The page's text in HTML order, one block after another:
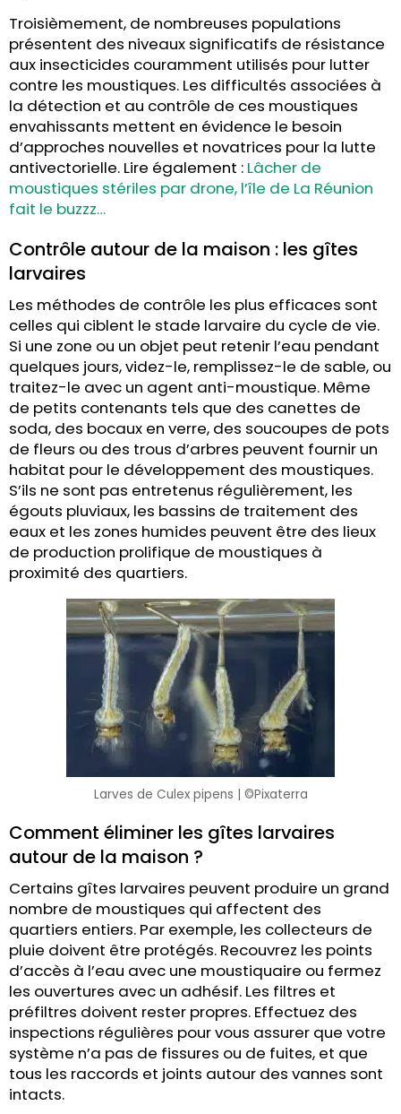
Troisièmement, de nombreuses populations
présentent des niveaux significatifs de résistance
aux insecticides couramment utilisés pour lutter
contre les moustiques. Les difficultés associées à
la détection et au contrôle de ces moustiques
envahissants mettent en évidence le besoin
d’approches nouvelles et novatrices pour la lutte
antivectorielle. Lire également : Lâcher de
moustiques stériles par drone, l’île de La Réunion
fait le buzzz…
Contrôle autour de la maison : les gîtes
larvaires
Les méthodes de contrôle les plus efficaces sont
celles qui ciblent le stade larvaire du cycle de vie.
Si une zone ou un objet peut retenir l’eau pendant
quelques jours, videz-le, remplissez-le de sable, ou
traitez-le avec un agent anti-moustique. Même
de petits contenants tels que des canettes de
soda, des bocaux en verre, des soucoupes de pots
de fleurs ou des trous d’arbres peuvent fournir un
habitat pour le développement des moustiques.
S’ils ne sont pas entretenus régulièrement, les
égouts pluviaux, les bassins de traitement des
eaux et les zones humides peuvent être des lieux
de production prolifique de moustiques à
proximité des quartiers.
Larves de Culex pipens | ©Pixaterra
Comment éliminer les gîtes larvaires
autour de la maison ?
Certains gîtes larvaires peuvent produire un grand
nombre de moustiques qui affectent des
quartiers entiers. Par exemple, les collecteurs de
pluie doivent être protégés. Recouvrez les points
d’accès à l’eau avec une moustiquaire ou fermez
les ouvertures avec un adhésif. Les filtres et
préfiltres doivent rester propres. Effectuez des
inspections régulières pour vous assurer que votre
système n’a pas de fissures ou de fuites, et que
tous les raccords et joints autour des vannes sont
intacts.